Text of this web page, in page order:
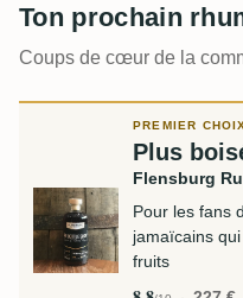
Ton prochain
Coups de cœur de la
PREMIER
Plus
Flensburg
Pour les fans
jamaïcains
fruits